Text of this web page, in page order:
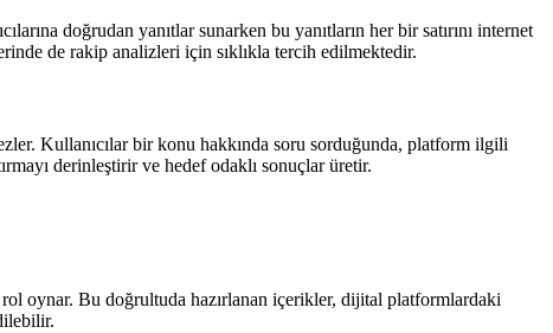
doğrudan yanıtlar sunarken bu yanıtların her bir satırını internet
de rakip analizleri için sıklıkla tercih edilmektedir.
Kullanıcılar bir konu hakkında soru sorduğunda, platform ilgili
derinleştirir ve hedef odaklı sonuçlar üretir.
oynar. Bu doğrultuda hazırlanan içerikler, dijital platformlardaki